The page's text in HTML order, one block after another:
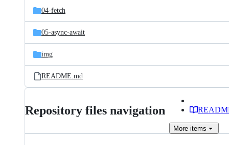
04-fetch
05-async-await
img
README.md
Repository files navigation
More items